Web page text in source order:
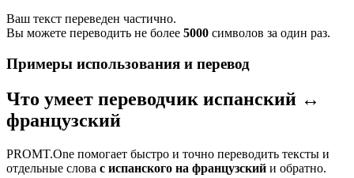
Ваш текст переведен частично.
Вы можете переводить не более 5000 символов за один раз.
Примеры использования и перевод
Что умеет переводчик испанский ↔
французский
PROMT.One помогает быстро и точно переводить тексты и
отдельные слова с испанского на французский и обратно.